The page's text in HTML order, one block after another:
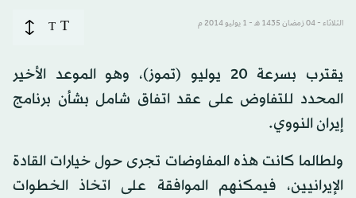
الثلاثاء - 04 رَمضان 1435 هـ - 1 يوليو 2014 م T
T
يقترب بسرعة 20 يوليو (تموز)، وهو الموعد الأخير
المحدد للتفاوض على عقد اتفاق شامل بشأن برنامج
إيران النووي.
ولطالما كانت هذه المفاوضات تجرى حول خيارات القادة
الإيرانيين، فيمكنهم الموافقة على اتخاذ الخطوات